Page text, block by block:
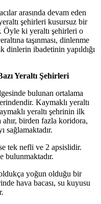
arasında devam eden
şehirleri kusursuz bir
Öyle ki yeraltı şehirleri o
taşınması, dinlenme
dinlerin ibadetinin yapıldığı
Yeraltı Şehirleri
bulunan ortalama
Kaymaklı yeraltı
yeraltı şehrinin ilk
ahır, birden fazla koridora,
sağlamaktadır.
tek nefli ve 2 apsislidir.
bulunmaktadır.
yoğun olduğu bir
hava bacası, su kuyusu